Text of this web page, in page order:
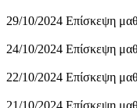
29/10/2024 Επίσκεψη
24/10/2024 Επίσκεψη
22/10/2024 Επίσκεψη
21/10/2024 Επίσκεψη